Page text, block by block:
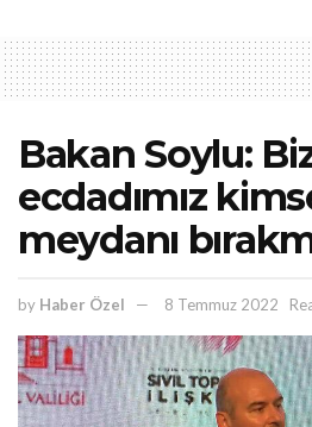
Bakan Soylu:
ecdadımız
meydanı
by Haber Özel 8 Temmuz 2022